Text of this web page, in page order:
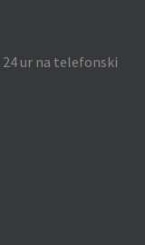
ur na telefonski